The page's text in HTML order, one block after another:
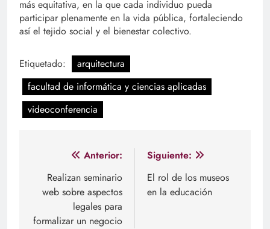
más equitativa, en la que cada individuo pueda
participar plenamente en la vida pública, fortaleciendo
así el tejido social y el bienestar colectivo.
Etiquetado:
arquitectura
facultad de informática y ciencias aplicadas
videoconferencia
Navegación
de
entradas
Anterior:
Realizan seminario
web sobre aspectos
legales para
formalizar un negocio
Siguiente:
El rol de los museos
en la educación